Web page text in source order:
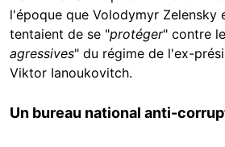
l'époque que Volodymyr Zelensky
tentaient de se "protéger" contre
agressives" du régime de l'ex-
Viktor Ianoukovitch.
Un bureau national anti-